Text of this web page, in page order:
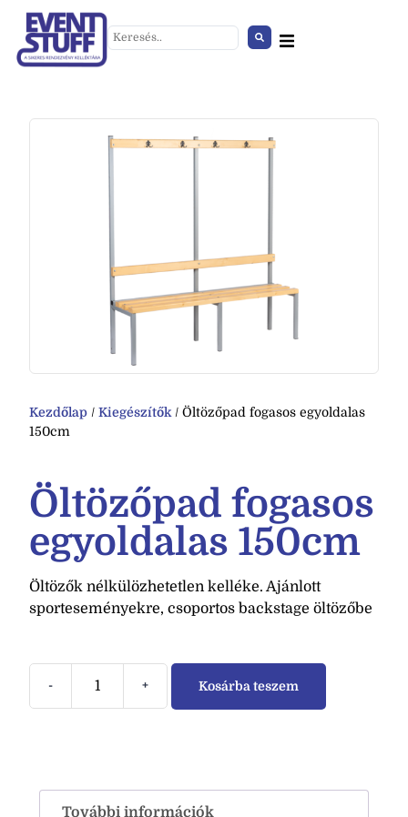
Kezdőlap / Kiegészítők / Öltözőpad fogasos egyoldalas
150cm
Öltözőpad fogasos
egyoldalas 150cm
Öltözők nélkülözhetetlen kelléke. Ajánlott
sporteseményekre, csoportos backstage öltözőbe
- + Kosárba teszem
További információk
Lucy fémvázas szék
+